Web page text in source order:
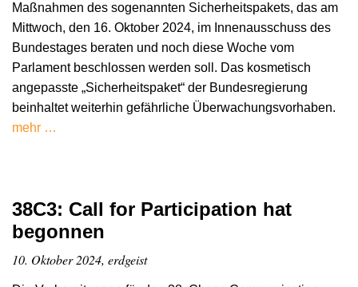
Maßnahmen des sogenannten Sicherheitspakets, das am
Mittwoch, den 16. Oktober 2024, im Innenausschuss des
Bundestages beraten und noch diese Woche vom
Parlament beschlossen werden soll. Das kosmetisch
angepasste „Sicherheitspaket“ der Bundesregierung
beinhaltet weiterhin gefährliche Überwachungsvorhaben.
mehr …
38C3: Call for Participation hat
begonnen
10. Oktober 2024, erdgeist